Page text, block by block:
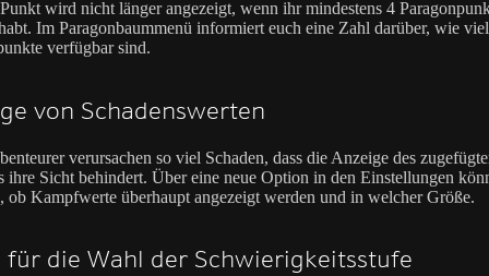
wird nicht länger angezeigt, wenn ihr mindestens 4
Im Paragonbaummenü informiert euch eine Zahl darüber, wie
verfügbar sind.
von Schadenswerten
verursachen so viel Schaden, dass die Anzeige des
ihre Sicht behindert. Über eine neue Option in den Einstellungen
ob Kampfwerte überhaupt angezeigt werden und in welcher Größe.
für die Wahl der Schwierigkeitsstufe